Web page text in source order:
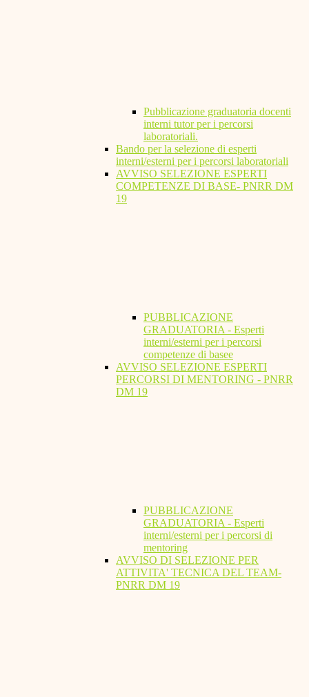
Pubblicazione graduatoria docenti
interni tutor per i percorsi
laboratoriali.
Bando per la selezione di esperti
interni/esterni per i percorsi laboratoriali
AVVISO SELEZIONE ESPERTI
COMPETENZE DI BASE- PNRR DM
19
PUBBLICAZIONE
GRADUATORIA - Esperti
interni/esterni per i percorsi
competenze di basee
AVVISO SELEZIONE ESPERTI
PERCORSI DI MENTORING - PNRR
DM 19
PUBBLICAZIONE
GRADUATORIA - Esperti
interni/esterni per i percorsi di
mentoring
AVVISO DI SELEZIONE PER
ATTIVITA' TECNICA DEL TEAM-
PNRR DM 19